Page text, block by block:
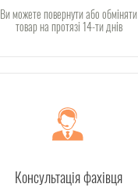
Ви можете повернути або обміняти
товар на протязі 14-ти днів
Консультація фахівця